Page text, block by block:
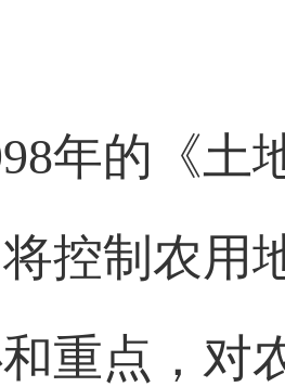
年的《土
控制农用
重点，对